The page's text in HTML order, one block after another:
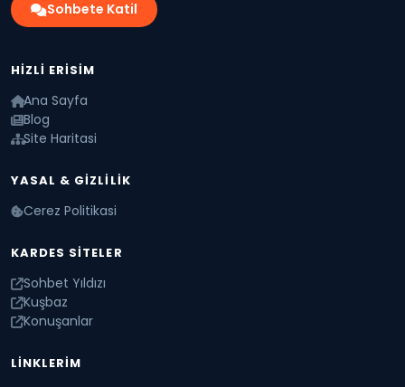
Sohbete Katil
HIZLI ERISIM
Ana Sayfa
Blog
Site Haritasi
YASAL & GIZLILIK
Cerez Politikasi
KARDES SITELER
Sohbet Yıldızı
Kuşbaz
Konuşanlar
LINKLERIM